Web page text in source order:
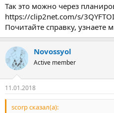
Так это можно через
https://clip2net.com/s/3QYFTOI
Почитайте справку, узнаете
Novossyol
Active member
11.01.2018
scorp сказал(а):